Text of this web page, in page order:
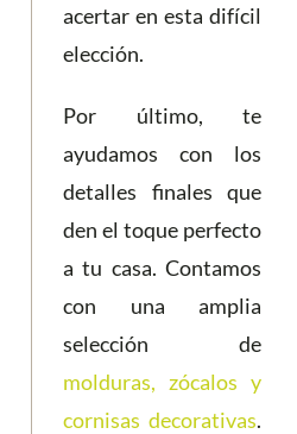
acertar en esta difícil
elección.
Por último, te
ayudamos con los
detalles finales que
den el toque perfecto
a tu casa. Contamos
con una amplia
selección de
molduras, zócalos y
cornisas decorativas.